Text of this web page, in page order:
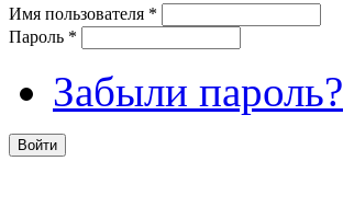
Имя пользователя *
Пароль *
Забыли пароль?